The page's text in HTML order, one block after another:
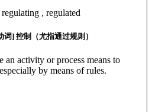
, regulated
词]控制（尤指通过规则）
an activity or process means to
by means of rules.